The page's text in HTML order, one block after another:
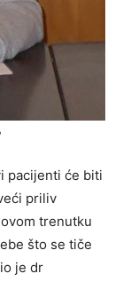
pacijenti će biti
priliv
trenutku
što se tiče
je dr